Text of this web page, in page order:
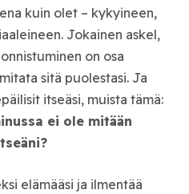
kuin olet – kykyineen,
Jokainen askel,
on osa
sitä puolestasi. Ja
itseäsi, muista tämä:
ei ole mitään
elämääsi ja ilmentää